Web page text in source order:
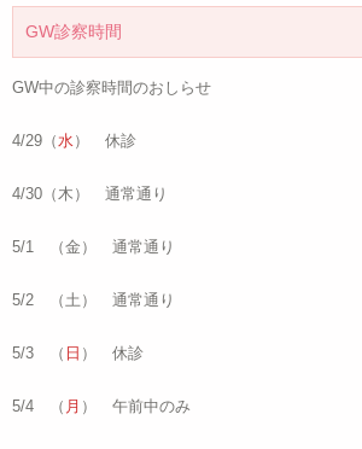
GW診察時間
GW中の診察時間のおしらせ
4/29（水） 休診
4/30（木） 通常通り
5/1 （金） 通常通り
5/2 （土） 通常通り
5/3 （ 日 ） 休診
5/4 （ 月 ） 午前中のみ